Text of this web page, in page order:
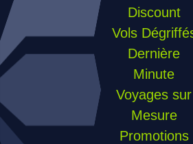
Discount
Vols
Dernière
Minute
Voyages sur
Mesure
Promotions